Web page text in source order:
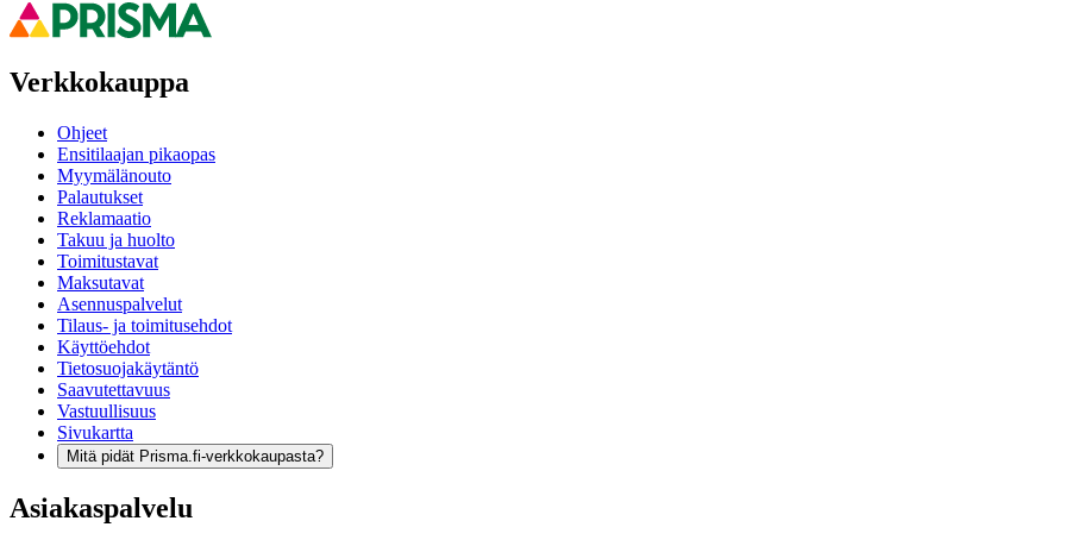
Verkkokauppa
Ohjeet
Ensitilaajan pikaopas
Myymälänouto
Palautukset
Reklamaatio
Takuu ja huolto
Toimitustavat
Maksutavat
Asennuspalvelut
Tilaus- ja toimitusehdot
Käyttöehdot
Tietosuojakäytäntö
Saavutettavuus
Vastuullisuus
Sivukartta
Mitä pidät Prisma.fi-verkkokaupasta?
Asiakaspalvelu